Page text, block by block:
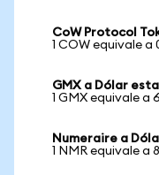
CoW Protocol
1 COW equivale a
GMX a Dólar
1 GMX equivale a
Numeraire a
1 NMR equivale a